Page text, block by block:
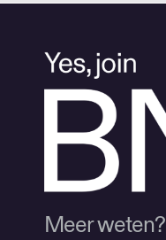
Meer weten?